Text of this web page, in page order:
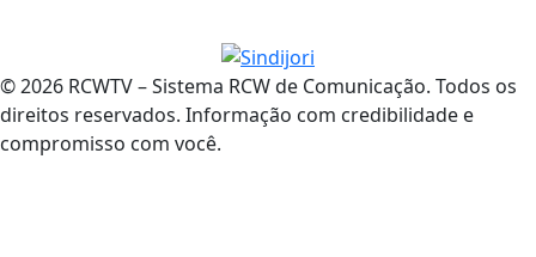
© 2026 RCWTV – Sistema RCW de Comunicação. Todos os
direitos reservados. Informação com credibilidade e
compromisso com você.